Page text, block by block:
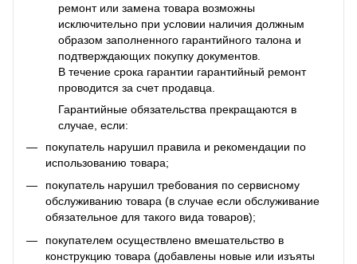
ремонт или замена товара возможны
исключительно при условии наличия должным
образом заполненного гарантийного талона и
подтверждающих покупку документов.
В течение срока гарантии гарантийный ремонт
проводится за счет продавца.
Гарантийные обязательства прекращаются в
случае, если:
покупатель нарушил правила и рекомендации по
использованию товара;
покупатель нарушил требования по сервисному
обслуживанию товара (в случае если обслуживание
обязательное для такого вида товаров);
покупателем осуществлено вмешательство в
конструкцию товара (добавлены новые или изъяты